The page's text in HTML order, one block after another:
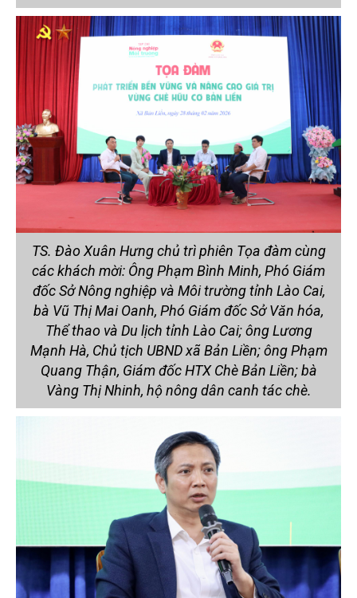
TS. Đào Xuân Hưng chủ trì phiên Tọa đàm cùng
các khách mời: Ông Phạm Bình Minh, Phó Giám
đốc Sở Nông nghiệp và Môi trường tỉnh Lào Cai,
bà Vũ Thị Mai Oanh, Phó Giám đốc Sở Văn hóa,
Thể thao và Du lịch tỉnh Lào Cai; ông Lương
Mạnh Hà, Chủ tịch UBND xã Bản Liền; ông Phạm
Quang Thận, Giám đốc HTX Chè Bản Liền; bà
Vàng Thị Nhinh, hộ nông dân canh tác chè.